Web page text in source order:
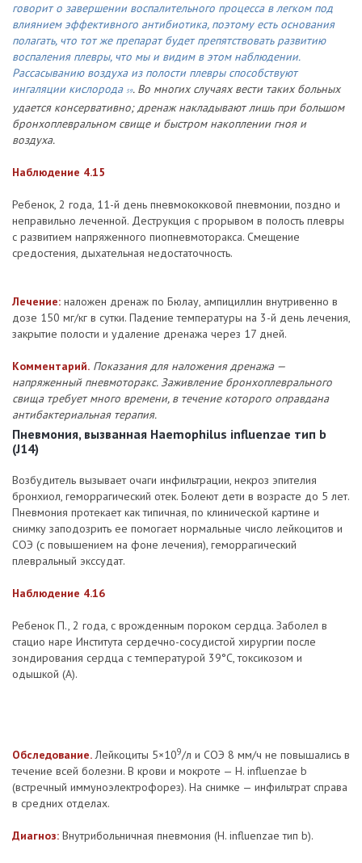
говорит о завершении воспалительного процесса в легком под
влиянием эффективного антибиотика, поэтому есть основания
полагать, что тот же препарат будет препятствовать развитию
воспаления плевры, что мы и видим в этом наблюдении.
Рассасыванию воздуха из полости плевры способствуют
ингаляции кислорода 59. Во многих случаях вести таких больных
удается консервативно; дренаж накладывают лишь при большом
бронхоплевральном свище и быстром накоплении гноя и
воздуха.
Наблюдение 4.15
Ребенок, 2 года, 11-й день пневмококковой пневмонии, поздно и
неправильно леченной. Деструкция с прорывом в полость плевры
с развитием напряженного пиопневмоторакса. Смещение
средостения, дыхательная недостаточность.
Лечение: наложен дренаж по Бюлау, ампициллин внутривенно в
дозе 150 мг/кг в сутки. Падение температуры на 3-й день лечения,
закрытие полости и удаление дренажа через 17 дней.
Комментарий. Показания для наложения дренажа —
напряженный пневмоторакс. Заживление бронхоплеврального
свища требует много времени, в течение которого оправдана
антибактериальная терапия.
Пневмония, вызванная Hаemophilus influenzae тип b
(J14)
Возбудитель вызывает очаги инфильтрации, некроз эпителия
бронхиол, геморрагический отек. Болеют дети в возрасте до 5 лет.
Пневмония протекает как типичная, по клинической картине и
снимку заподозрить ее помогает нормальные число лейкоцитов и
СОЭ (с повышением на фоне лечения), геморрагический
плевральный экссудат.
Наблюдение 4.16
Ребенок П., 2 года, с врожденным пороком сердца. Заболел в
стацио наре Института сердечно-сосудистой хирургии после
зондирования сердца с температурой 39°С, токсикозом и
одышкой (А).
Обследование.Лейкоциты 5×109/л и СОЭ 8 мм/ч не повышались в
течение всей болезни. В крови и мокроте — H. influenzae b
(встречный иммуноэлектрофорез). На снимке — инфильтрат справа
в средних отделах.
Диагноз: Внутрибольничная пневмония (H. influenzae тип b).